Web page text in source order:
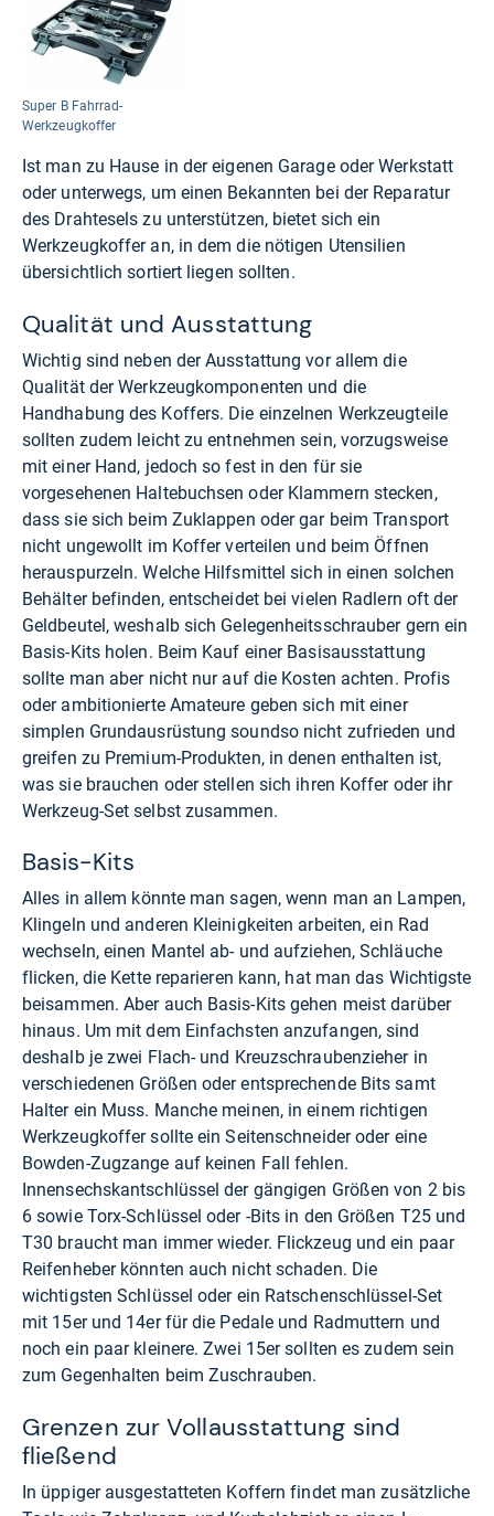
Super B Fahrrad-
Werkzeugkoffer
Ist man zu Hause in der eigenen Garage oder Werkstatt
oder unterwegs, um einen Bekannten bei der Reparatur
des Drahtesels zu unterstützen, bietet sich ein
Werkzeugkoffer an, in dem die nötigen Utensilien
übersichtlich sortiert liegen sollten.
Qualität und Ausstattung
Wichtig sind neben der Ausstattung vor allem die
Qualität der Werkzeugkomponenten und die
Handhabung des Koffers. Die einzelnen Werkzeugteile
sollten zudem leicht zu entnehmen sein, vorzugsweise
mit einer Hand, jedoch so fest in den für sie
vorgesehenen Haltebuchsen oder Klammern stecken,
dass sie sich beim Zuklappen oder gar beim Transport
nicht ungewollt im Koffer verteilen und beim Öffnen
herauspurzeln. Welche Hilfsmittel sich in einen solchen
Behälter befinden, entscheidet bei vielen Radlern oft der
Geldbeutel, weshalb sich Gelegenheitsschrauber gern ein
Basis-Kits holen. Beim Kauf einer Basisausstattung
sollte man aber nicht nur auf die Kosten achten. Profis
oder ambitionierte Amateure geben sich mit einer
simplen Grundausrüstung soundso nicht zufrieden und
greifen zu Premium-Produkten, in denen enthalten ist,
was sie brauchen oder stellen sich ihren Koffer oder ihr
Werkzeug-Set selbst zusammen.
Basis-Kits
Alles in allem könnte man sagen, wenn man an Lampen,
Klingeln und anderen Kleinigkeiten arbeiten, ein Rad
wechseln, einen Mantel ab- und aufziehen, Schläuche
flicken, die Kette reparieren kann, hat man das Wichtigste
beisammen. Aber auch Basis-Kits gehen meist darüber
hinaus. Um mit dem Einfachsten anzufangen, sind
deshalb je zwei Flach- und Kreuzschraubenzieher in
verschiedenen Größen oder entsprechende Bits samt
Halter ein Muss. Manche meinen, in einem richtigen
Werkzeugkoffer sollte ein Seitenschneider oder eine
Bowden-Zugzange auf keinen Fall fehlen.
Innensechskantschlüssel der gängigen Größen von 2 bis
6 sowie Torx-Schlüssel oder -Bits in den Größen T25 und
T30 braucht man immer wieder. Flickzeug und ein paar
Reifenheber könnten auch nicht schaden. Die
wichtigsten Schlüssel oder ein Ratschenschlüssel-Set
mit 15er und 14er für die Pedale und Radmuttern und
noch ein paar kleinere. Zwei 15er sollten es zudem sein
zum Gegenhalten beim Zuschrauben.
Grenzen zur Vollausstattung sind
fließend
In üppiger ausgestatteten Koffern findet man zusätzliche